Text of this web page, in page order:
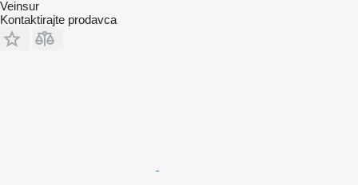
Veinsur
Kontaktirajte prodavca